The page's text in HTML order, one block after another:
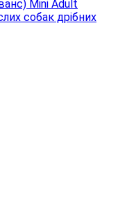
Mini Adult
собак дрібних